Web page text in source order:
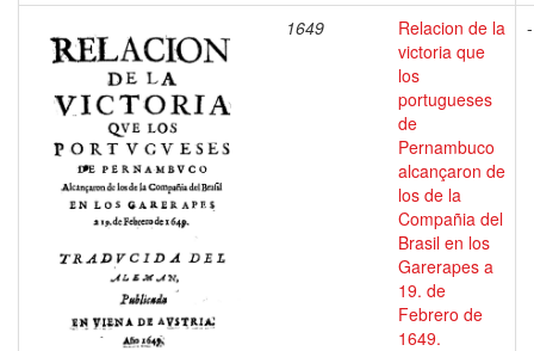
1649
Relacion de la
victoria que
los
portugueses
de
Pernambuco
alcançaron de
los de la
Compañia del
Brasil en los
Garerapes a
19. de
Febrero de
1649.
-